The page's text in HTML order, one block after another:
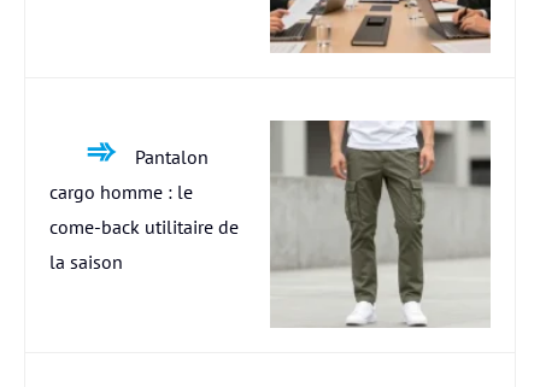
Pantalon
cargo homme : le
come-back utilitaire de
la saison